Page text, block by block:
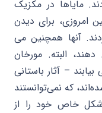
مایاها در مکزیک
امروزی، برای دیدن
آنها همچنین می
البته. مورخان
– آثار باستانی
که نمی‌توانستند
شکل خاص خود را از